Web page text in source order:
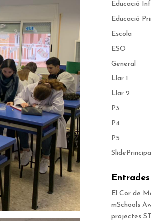
Educació
Educació
Escola
ESO
General
Llar 1
Llar 2
P3
P4
P5
El Cor de
mSchools
projectes